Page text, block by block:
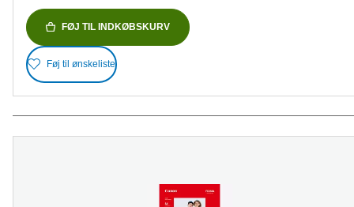
FØJ TIL INDKØBSKURV
Føj til ønskeliste